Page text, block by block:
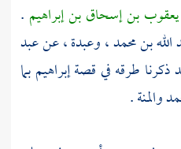
بن إسحاق بن إبراهيم .
الله بن محمد،وعبدة، عنعبد
ذكرنا طرقه في قصةإبراهيمبما
والمنة .